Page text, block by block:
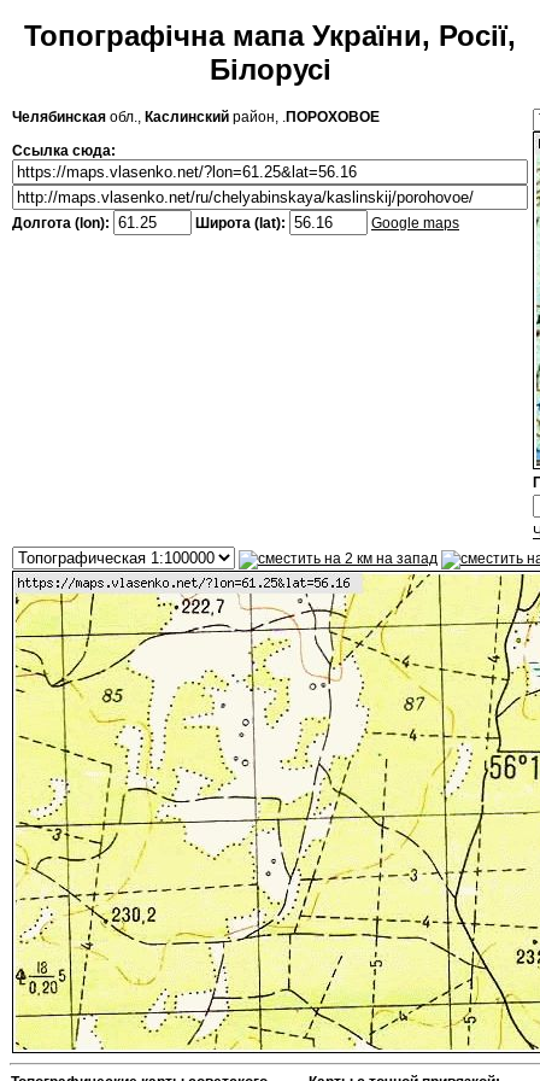
Топографічна мапа України, Росії,
Білорусі
Челябинская обл., Каслинский район, .ПОРОХОВОЕ
Ссылка сюда:
Долгота (lon): Широта (lat): Google maps